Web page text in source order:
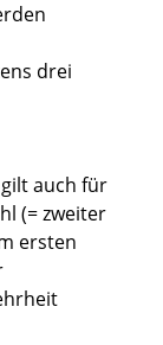
drei
auch für
(= zweiter
ersten